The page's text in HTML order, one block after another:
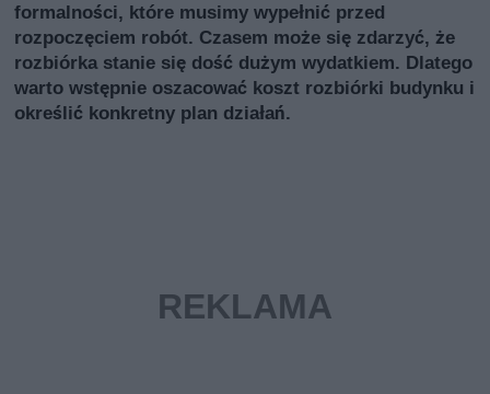
formalności, które musimy wypełnić przed
rozpoczęciem robót. Czasem może się zdarzyć, że
rozbiórka stanie się dość dużym wydatkiem. Dlatego
warto wstępnie oszacować koszt rozbiórki budynku i
określić konkretny plan działań.